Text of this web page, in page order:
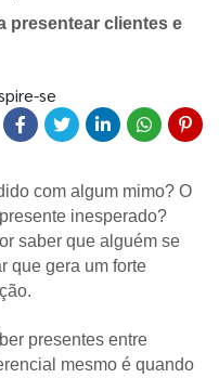
presentear clientes e
se
com algum mimo? O
inesperado?
saber que alguém se
que gera um forte
presentes entre
mesmo é quando